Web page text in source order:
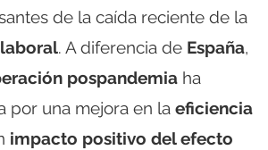
de la caída reciente de la
. A diferencia de España,
pospandemia ha
por una mejora en la eficiencia
impacto positivo del efecto